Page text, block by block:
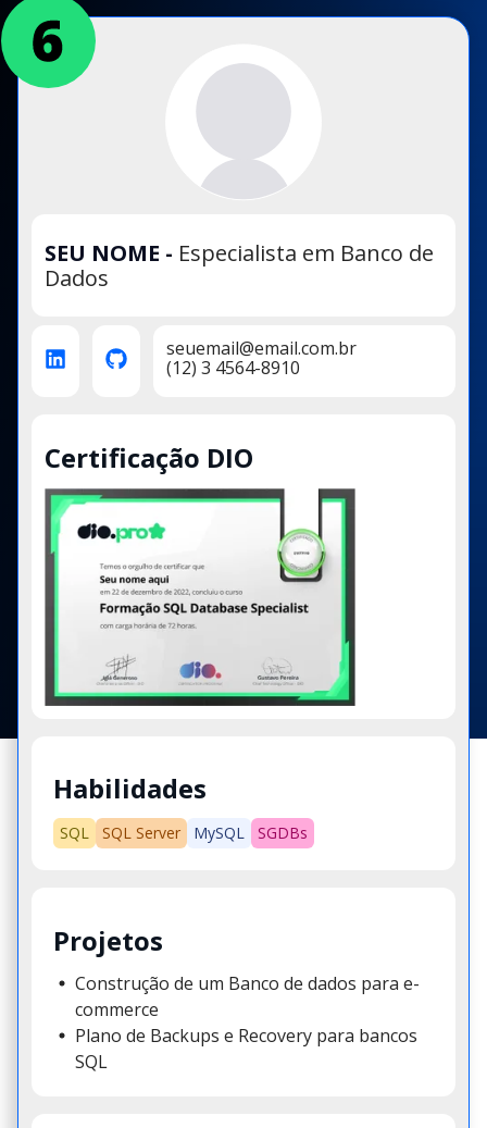
SEU NOME - Especialista em Banco de
Dados
seuemail@email.com.br
(12) 3 4564-8910
Certificação DIO
Habilidades
SQL SQL Server MySQL SGDBs
Projetos
Construção de um Banco de dados para e-
commerce
Plano de Backups e Recovery para bancos
SQL